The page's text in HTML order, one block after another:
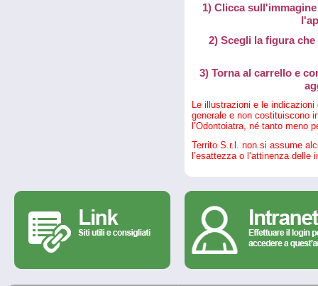
1) Clicca
2) Scegli la figura
3) Torna al carrello e
Le illustrazioni e le
generale e non costituiscono
l’Odontoiatra, né tanto meno
Territo S.r.l. non si assume
l’esattezza o l’attinenza